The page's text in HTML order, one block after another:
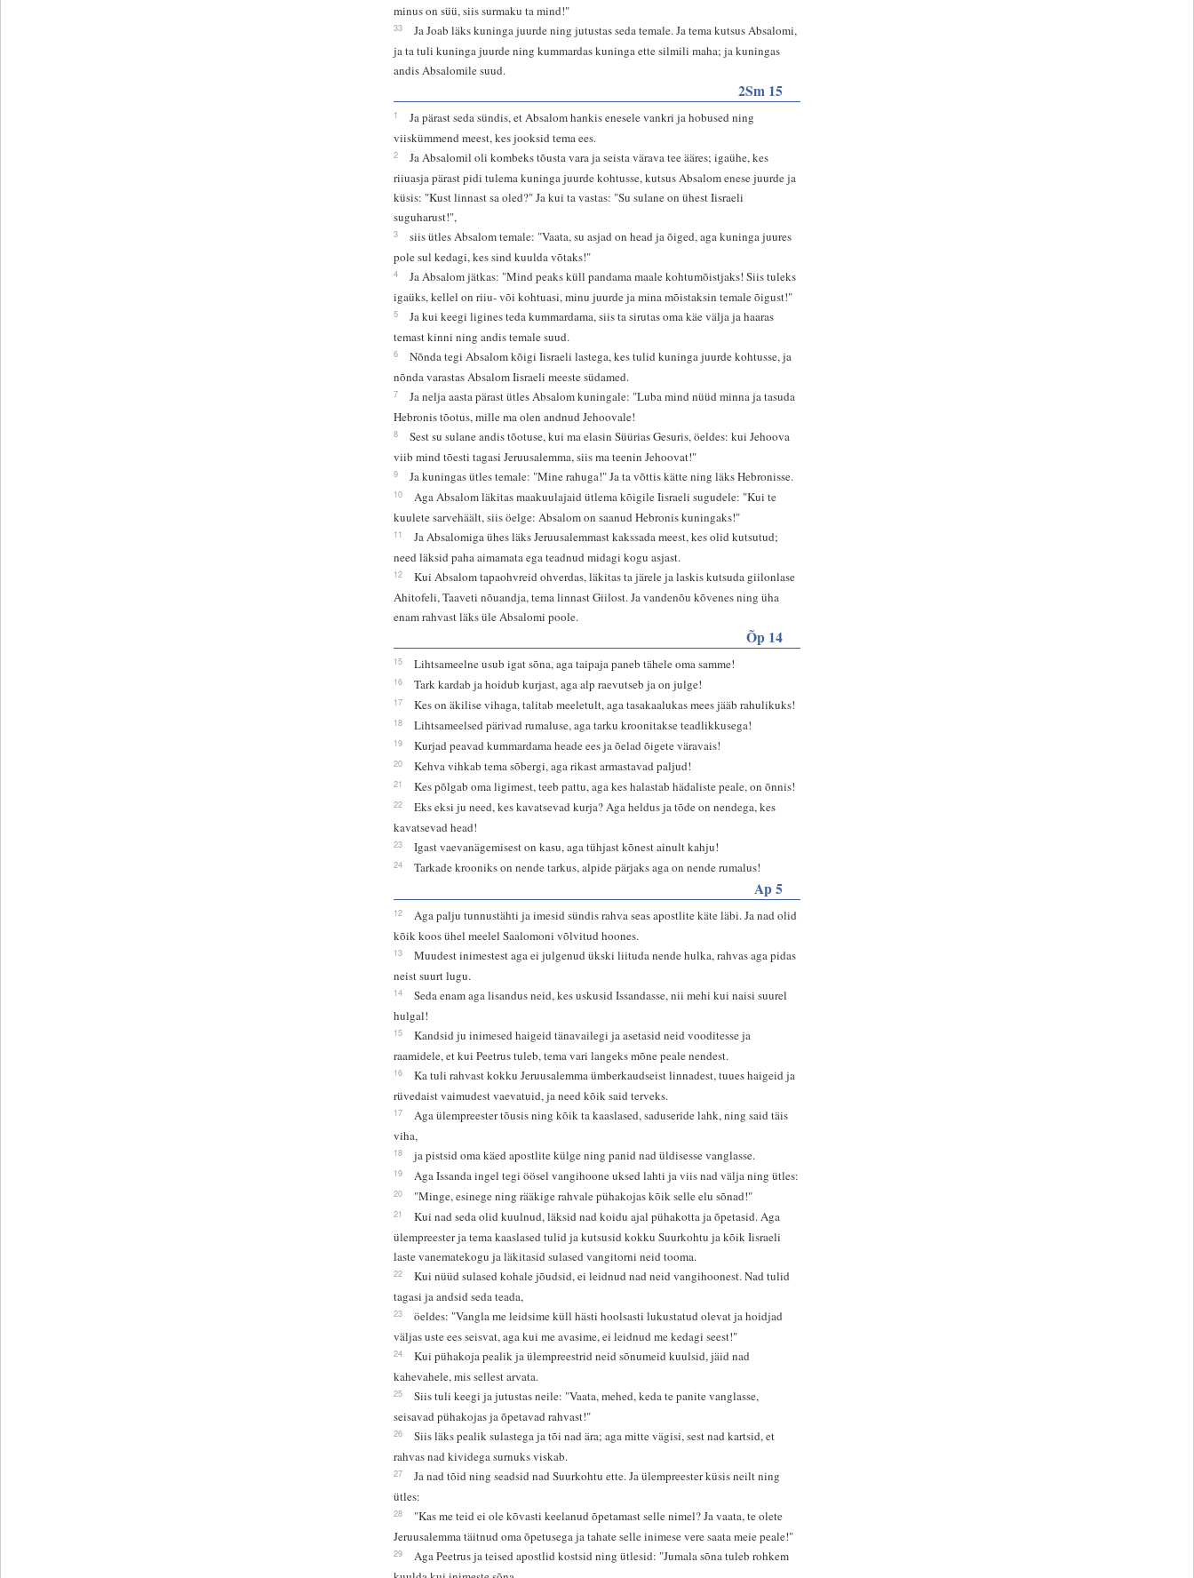
minus on süü, siis surmaku ta mind!"
33
Ja Joab läks kuninga juurde ning jutustas seda temale. Ja tema kutsus Absalomi,
ja ta tuli kuninga juurde ning kummardas kuninga ette silmili maha; ja kuningas
andis Absalomile suud.
2Sm 15
1
Ja pärast seda sündis, et Absalom hankis enesele vankri ja hobused ning
viiskümmend meest, kes jooksid tema ees.
2
Ja Absalomil oli kombeks tõusta vara ja seista värava tee ääres; igaühe, kes
riiuasja pärast pidi tulema kuninga juurde kohtusse, kutsus Absalom enese juurde ja
küsis: "Kust linnast sa oled?" Ja kui ta vastas: "Su sulane on ühest Iisraeli
suguharust!",
3
siis ütles Absalom temale: "Vaata, su asjad on head ja õiged, aga kuninga juures
pole sul kedagi, kes sind kuulda võtaks!"
4
Ja Absalom jätkas: "Mind peaks küll pandama maale kohtumõistjaks! Siis tuleks
igaüks, kellel on riiu- või kohtuasi, minu juurde ja mina mõistaksin temale õigust!"
5
Ja kui keegi ligines teda kummardama, siis ta sirutas oma käe välja ja haaras
temast kinni ning andis temale suud.
6
Nõnda tegi Absalom kõigi Iisraeli lastega, kes tulid kuninga juurde kohtusse, ja
nõnda varastas Absalom Iisraeli meeste südamed.
7
Ja nelja aasta pärast ütles Absalom kuningale: "Luba mind nüüd minna ja tasuda
Hebronis tõotus, mille ma olen andnud Jehoovale!
8
Sest su sulane andis tõotuse, kui ma elasin Süürias Gesuris, öeldes: kui Jehoova
viib mind tõesti tagasi Jeruusalemma, siis ma teenin Jehoovat!"
9 Ja kuningas ütles temale: "Mine rahuga!" Ja ta võttis kätte ning läks Hebronisse.
10
Aga Absalom läkitas maakuulajaid ütlema kõigile Iisraeli sugudele: "Kui te
kuulete sarvehäält, siis öelge: Absalom on saanud Hebronis kuningaks!"
11
Ja Absalomiga ühes läks Jeruusalemmast kakssada meest, kes olid kutsutud;
need läksid paha aimamata ega teadnud midagi kogu asjast.
12
Kui Absalom tapaohvreid ohverdas, läkitas ta järele ja laskis kutsuda giilonlase
Ahitofeli, Taaveti nõuandja, tema linnast Giilost. Ja vandenõu kõvenes ning üha
enam rahvast läks üle Absalomi poole.
Õp 14
15 Lihtsameelne usub igat sõna, aga taipaja paneb tähele oma samme!
16 Tark kardab ja hoidub kurjast, aga alp raevutseb ja on julge!
17 Kes on äkilise vihaga, talitab meeletult, aga tasakaalukas mees jääb rahulikuks!
18 Lihtsameelsed pärivad rumaluse, aga tarku kroonitakse teadlikkusega!
19 Kurjad peavad kummardama heade ees ja õelad õigete väravais!
20 Kehva vihkab tema sõbergi, aga rikast armastavad paljud!
21 Kes põlgab oma ligimest, teeb pattu, aga kes halastab hädaliste peale, on õnnis!
22
Eks eksi ju need, kes kavatsevad kurja? Aga heldus ja tõde on nendega, kes
kavatsevad head!
23 Igast vaevanägemisest on kasu, aga tühjast kõnest ainult kahju!
24 Tarkade krooniks on nende tarkus, alpide pärjaks aga on nende rumalus!
Ap 5
12
Aga palju tunnustähti ja imesid sündis rahva seas apostlite käte läbi. Ja nad olid
kõik koos ühel meelel Saalomoni võlvitud hoones.
13
Muudest inimestest aga ei julgenud ükski liituda nende hulka, rahvas aga pidas
neist suurt lugu.
14
Seda enam aga lisandus neid, kes uskusid Issandasse, nii mehi kui naisi suurel
hulgal!
15
Kandsid ju inimesed haigeid tänavailegi ja asetasid neid vooditesse ja
raamidele, et kui Peetrus tuleb, tema vari langeks mõne peale nendest.
16
Ka tuli rahvast kokku Jeruusalemma ümberkaudseist linnadest, tuues haigeid ja
rüvedaist vaimudest vaevatuid, ja need kõik said terveks.
17
Aga ülempreester tõusis ning kõik ta kaaslased, saduseride lahk, ning said täis
viha,
18 ja pistsid oma käed apostlite külge ning panid nad üldisesse vanglasse.
19 Aga Issanda ingel tegi öösel vangihoone uksed lahti ja viis nad välja ning ütles:
20 "Minge, esinege ning rääkige rahvale pühakojas kõik selle elu sõnad!"
21
Kui nad seda olid kuulnud, läksid nad koidu ajal pühakotta ja õpetasid. Aga
ülempreester ja tema kaaslased tulid ja kutsusid kokku Suurkohtu ja kõik Iisraeli
laste vanematekogu ja läkitasid sulased vangitorni neid tooma.
22
Kui nüüd sulased kohale jõudsid, ei leidnud nad neid vangihoonest. Nad tulid
tagasi ja andsid seda teada,
23
öeldes: "Vangla me leidsime küll hästi hoolsasti lukustatud olevat ja hoidjad
väljas uste ees seisvat, aga kui me avasime, ei leidnud me kedagi seest!"
24
Kui pühakoja pealik ja ülempreestrid neid sõnumeid kuulsid, jäid nad
kahevahele, mis sellest arvata.
25
Siis tuli keegi ja jutustas neile: "Vaata, mehed, keda te panite vanglasse,
seisavad pühakojas ja õpetavad rahvast!"
26
Siis läks pealik sulastega ja tõi nad ära; aga mitte vägisi, sest nad kartsid, et
rahvas nad kividega surnuks viskab.
27
Ja nad tõid ning seadsid nad Suurkohtu ette. Ja ülempreester küsis neilt ning
ütles:
28
"Kas me teid ei ole kõvasti keelanud õpetamast selle nimel? Ja vaata, te olete
Jeruusalemma täitnud oma õpetusega ja tahate selle inimese vere saata meie peale!"
29
Aga Peetrus ja teised apostlid kostsid ning ütlesid: "Jumala sõna tuleb rohkem